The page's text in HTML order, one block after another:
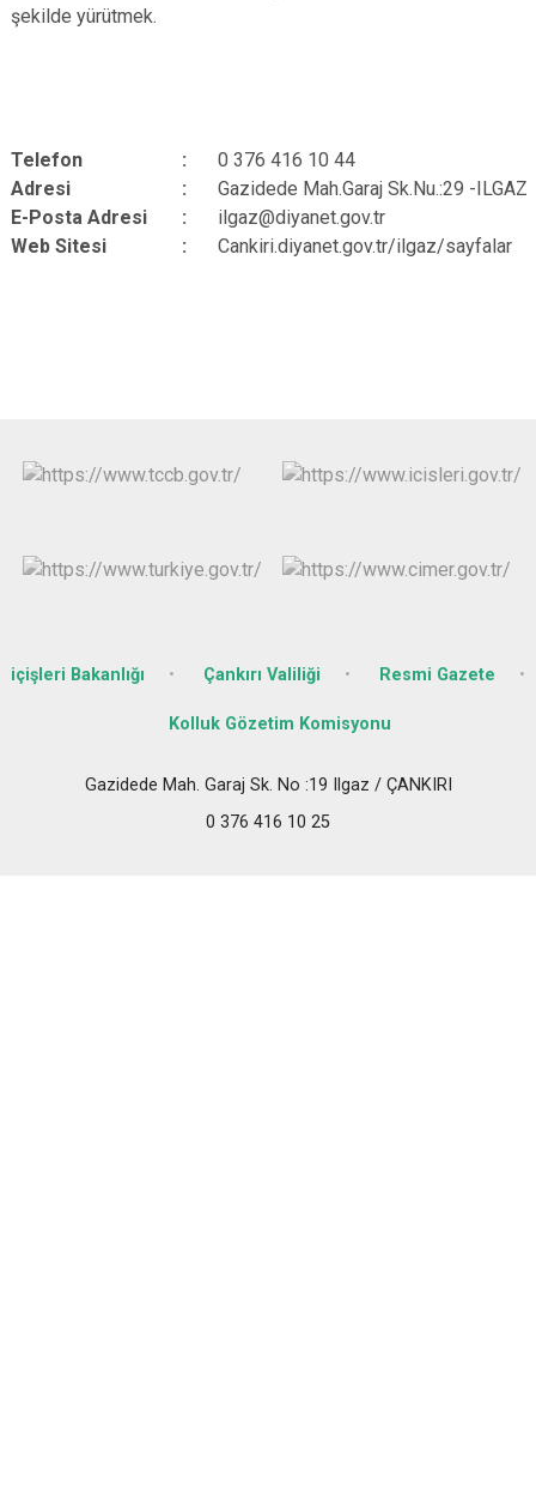
şekilde yürütmek.
Telefon :
0 376 416 10 44
Adresi
:
Gazidede Mah.Garaj Sk.Nu.:29 -ILGAZ
E-Posta Adresi
:
ilgaz@diyanet.gov.tr
Web Sitesi
: Cankiri.diyanet.gov.tr/ilgaz/sayfalar
içişleri Bakanlığı Çankırı Valiliği Resmi Gazete
Kolluk Gözetim Komisyonu
Gazidede Mah. Garaj Sk. No :19 Ilgaz / ÇANKIRI
0 376 416 10 25